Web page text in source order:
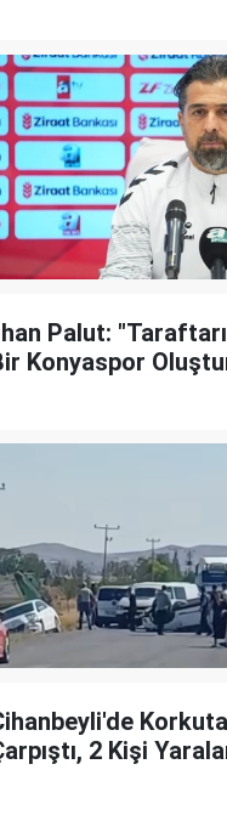
Palut:
Konyaspor
2 Kişi